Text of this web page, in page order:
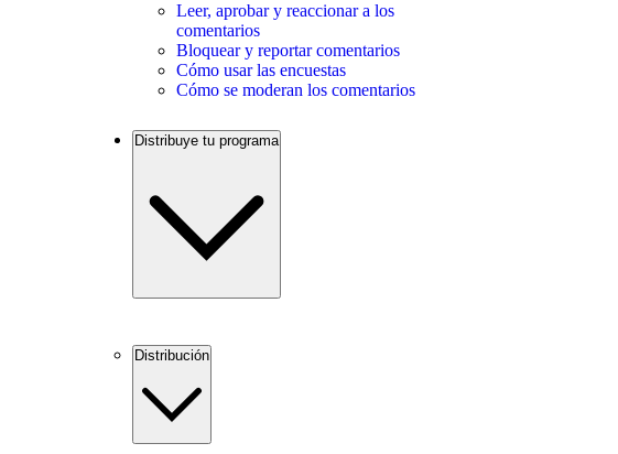
Leer, aprobar y reaccionar a los
comentarios
Bloquear y reportar comentarios
Cómo usar las encuestas
Cómo se moderan los comentarios
Distribuye tu programa
Distribución